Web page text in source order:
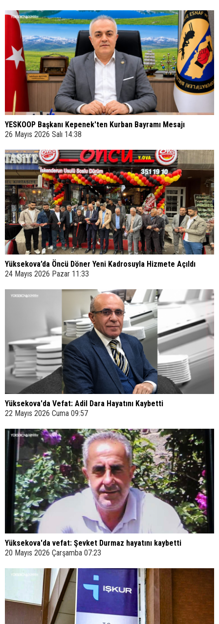
YESKOOP Başkanı Kepenek'ten Kurban Bayramı Mesajı
26 Mayıs 2026 Salı 14:38
Yüksekova’da Öncü Döner Yeni Kadrosuyla Hizmete Açıldı
24 Mayıs 2026 Pazar 11:33
Yüksekova'da Vefat: Adil Dara Hayatını Kaybetti
22 Mayıs 2026 Cuma 09:57
Yüksekova'da vefat: Şevket Durmaz hayatını kaybetti
20 Mayıs 2026 Çarşamba 07:23